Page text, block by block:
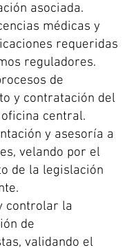
asociada.
médicas y
requeridas
reguladores.
de
y contratación del
central.
y asesoría a
velando por el
de la legislación
controlar la
de
validando el